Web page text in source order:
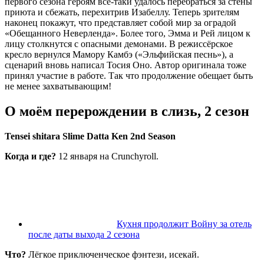
приюта и сбежать, перехитрив Изабеллу. Теперь зрителям
наконец покажут, что представляет собой мир за оградой
«Обещанного Неверленда». Более того, Эмма и Рей лицом к
лицу столкнутся с опасными демонами. В режиссёрское
кресло вернулся Мамору Камбэ («Эльфийская песнь»), а
сценарий вновь написал Тосия Оно. Автор оригинала тоже
принял участие в работе. Так что продолжение обещает быть
не менее захватывающим!
О моём перерождении в слизь, 2 сезон
Tensei shitara Slime Datta Ken 2nd Season
Когда и где? 12 января на Crunchyroll.
Кухня продолжит Войну за отель
после даты выхода 2 сезона
Что? Лёгкое приключенческое фэнтези, исекай.